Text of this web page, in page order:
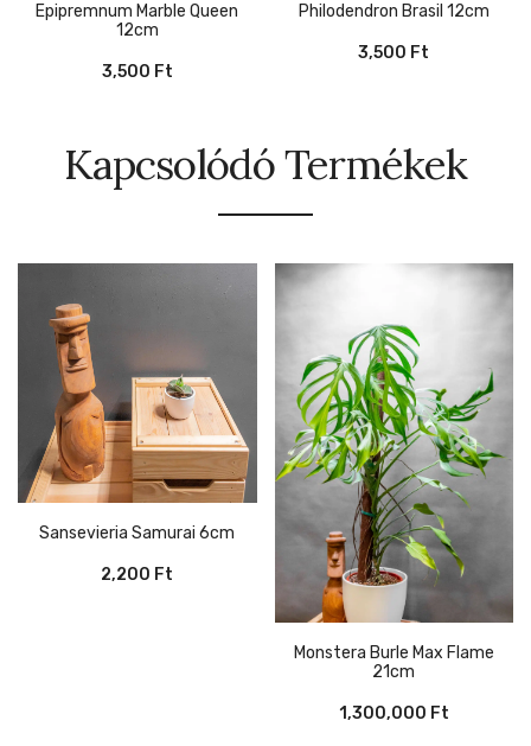
Epipremnum Marble Queen
12cm
3,500 Ft
Philodendron Brasil 12cm
3,500 Ft
Kapcsolódó Termékek
Sansevieria Samurai 6cm
2,200 Ft
Monstera Burle Max Flame
21cm
1,300,000 Ft